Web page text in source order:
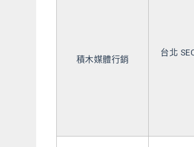
積木媒體行銷
台北